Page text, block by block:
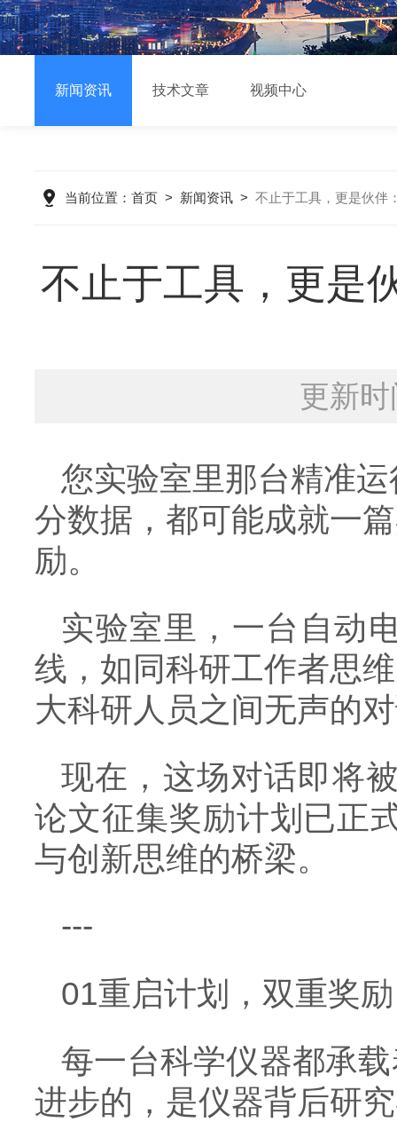
新闻资讯 技术文章 视频中心
当前位置： 首页 > 新闻资讯 > 不止于工具，更是伙伴
不止于工具，更是
更新
您实验室里那台精准
分数据，都可能成就一
励。
实验室里，一台自动
线，如同科研工作者思
大科研人员之间无声的
现在，这场对话即将
论文征集奖励计划已正
与创新思维的桥梁。
---
01重启计划，双重奖励
每一台科学仪器都承
进步的，是仪器背后研